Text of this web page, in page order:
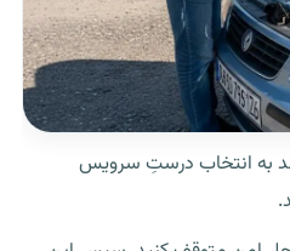
به انتخاب درستِ سرویس